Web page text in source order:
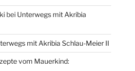
bei Unterwegs mit Akribia
mit Akribia Schlau-Meier II
vom Mauerkind: